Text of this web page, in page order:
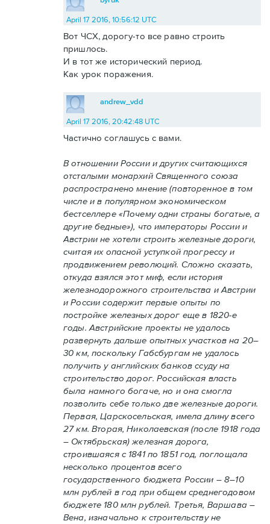
April 17 2016, 10:56:12 UTC
Вот ЧСХ, дорогу-то все равно строить
пришлось.
И в тот же исторический период.
Как урок поражения.
andrew_vdd
April 17 2016, 20:42:48 UTC
Частично соглашусь с вами.
В отношении России и других считающихся
отсталыми монархий Священного союза
распространено мнение (повторенное в том
числе и в популярном экономическом
бестселлере «Почему одни страны богатые, а
другие бедные»), что императоры России и
Австрии не хотели строить железные дороги,
считая их опасной уступкой прогрессу и
продвижением революций. Сложно сказать,
откуда взялся этот миф, если история
железнодорожного строительства и Австрии
и России содержит первые опыты по
постройке железных дорог еще в 1820-е
годы. Австрийские проекты не удалось
развернуть дальше опытных участков на 20–
30 км, поскольку Габсбургам не удалось
получить у английских банков ссуду на
строительство дорог. Российская власть
была намного богаче, но и она смогла
позволить себе только две железные дороги.
Первая, Царскосельская, имела длину всего
27 км. Вторая, Николаевская (после 1918 года
– Октябрьская) железная дорога,
строившаяся с 1841 по 1851 год, поглощала
несколько процентов всего
государственного бюджета России – 8–10
млн рублей в год при общем среднегодовом
бюджете 180 млн рублей. Третья, Варшава –
Вена, изначально к строительству не